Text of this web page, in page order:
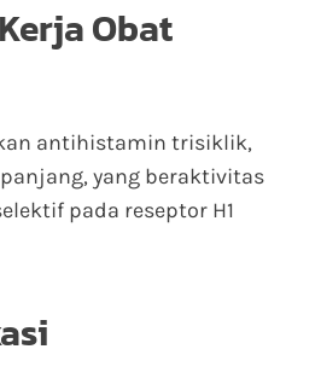
Obat
antihistamin trisiklik,
yang beraktivitas
pada reseptor H1